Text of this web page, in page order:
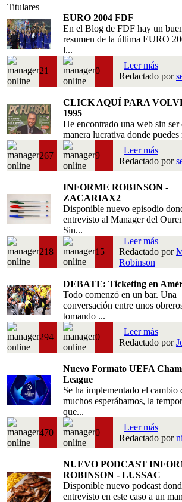
Titulares
EURO 2004 FDF
En el Blog de FDF hay un
resumen de la última EURO
l...
21 0
Leer más
Redactado por
CLICK AQUÍ PARA
1995
He encontrado una web sin ser
manera lucrativa donde puedes
267 9
Leer más
Redactado por
INFORME ROBINSON -
ZACARIAX2
Disponible nuevo episodio
entrevisto al Manager del
Sin...
218 15
Leer más
Redactado por
Robinson
DEBATE: Ticketing en
Todo comenzó en un bar. Una
conversación entre unos
tomando ...
294 0
Leer más
Redactado por
Nuevo Formato UEFA
League
Se ha implementado el cambio
muchos esperábamos, la
que...
470 0
Leer más
Redactado por
NUEVO PODCAST
ROBINSON - LUSSAC
Disponible nuevo podcast
entrevisto en este caso a un